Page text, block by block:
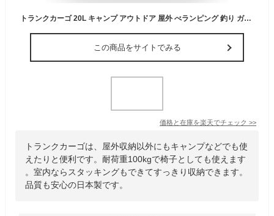
トランクカーゴ 20L キャンプ アウトドア 屋外 べランピング 釣り ガーデニング べランダ 玄関 座れる スツール 頑丈 フタ付き 大容量 ベンチ収納 日本製 収納ボックス 収納ケース コンテナ シンプル おしゃれ 整理整頓[ld]
この商品をサイトでみる
価格と在庫を楽天でチェック >>
トランクカーゴは、屋外収納以外にもキャンプなどでも使
えたりと便利です。耐荷重100kgで椅子としても使えます
。室内ならスタッキングもできてすっきり収納できます。
品質も安心の日本製です。